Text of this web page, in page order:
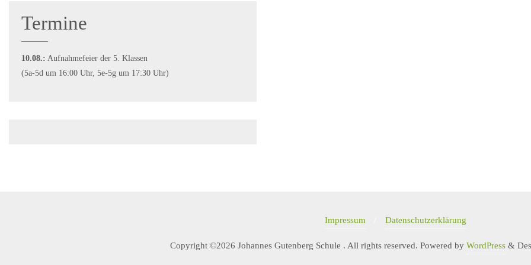
Termine
10.08.: Aufnahmefeier der 5. Klassen
(5a-5d um 16:00 Uhr, 5e-5g um 17:30 Uhr)
Impressum Datenschutzerklärung
Copyright ©2026 Johannes Gutenberg Schule . All rights reserved. Powered by WordPress &